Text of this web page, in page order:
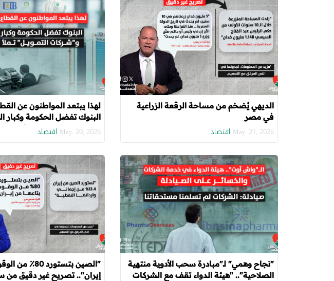
الديهي يُضخم من مساحة الرقعة الزراعية
في مصر
May. 21, 2026 اقتصاد
لهذا يبتعد المواطنون عن
البنوك تفضل الحكومة وكبار
و"شركات التمويل" تملأ الفراغ
May. 20, 2026 اقتصاد
"نجاح وهمي" لـ"مبادرة سحب الأدوية منتهية
الصلاحية".. "هيئة الدواء تقف مع الشركات
"الصين بتستورد
إيران".. تصريح غير دقيق من